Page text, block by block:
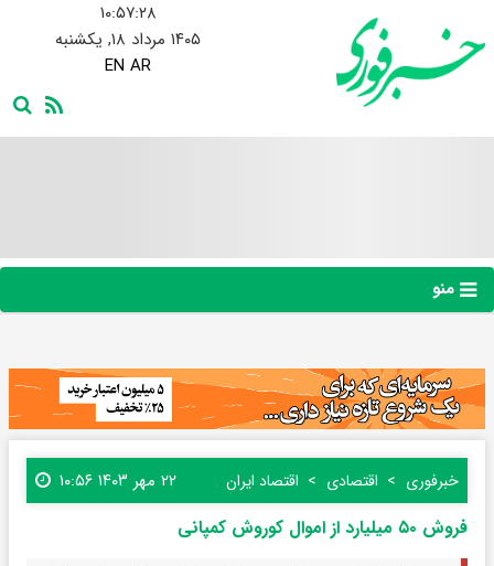
۱۰:۵۷:۲۸
۱۴۰۵ مرداد ۱۸, یکشنبه
EN AR
منو
خبرفوری اقتصادی اقتصاد ایران ۲۲ مهر ۱۴۰۳ ۱۰:۵۶
فروش ۵۰ میلیارد از اموال کوروش کمپانی